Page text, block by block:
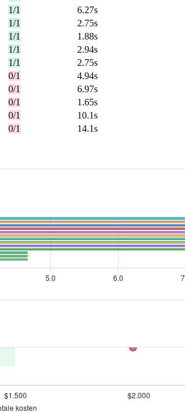
1/1
6.27s
1/1
2.75s
1/1
1.88s
1/1
2.94s
1/1
2.75s
0/1
4.94s
0/1
6.97s
0/1
1.65s
0/1
10.1s
0/1
14.1s